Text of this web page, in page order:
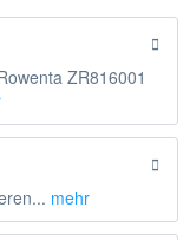
ZR816001
mehr